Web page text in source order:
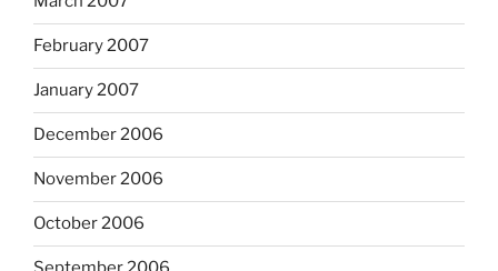
February 2007
January 2007
December 2006
November 2006
October 2006